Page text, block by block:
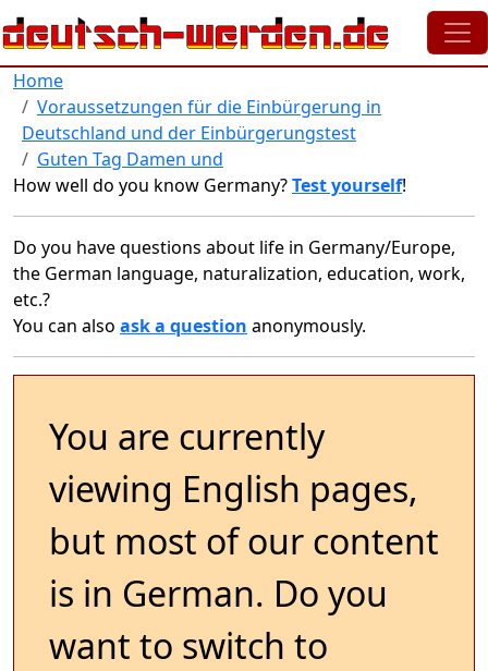
Skip to main content
Home
Voraussetzungen für die Einbürgerung in
Deutschland und der Einbürgerungstest
Guten Tag Damen und
How well do you know Germany?Test yourself!
Do you have questions about life in Germany/Europe,
the German language, naturalization, education, work,
etc.?
You can also ask a question anonymously.
You are currently
viewing English pages,
but most of our content
is in German. Do you
want to switch to